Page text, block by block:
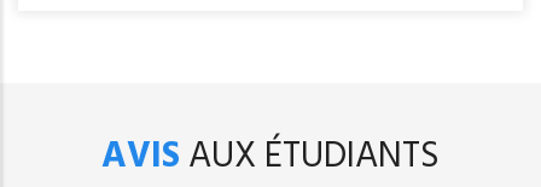
AVISAUX ÉTUDIANTS